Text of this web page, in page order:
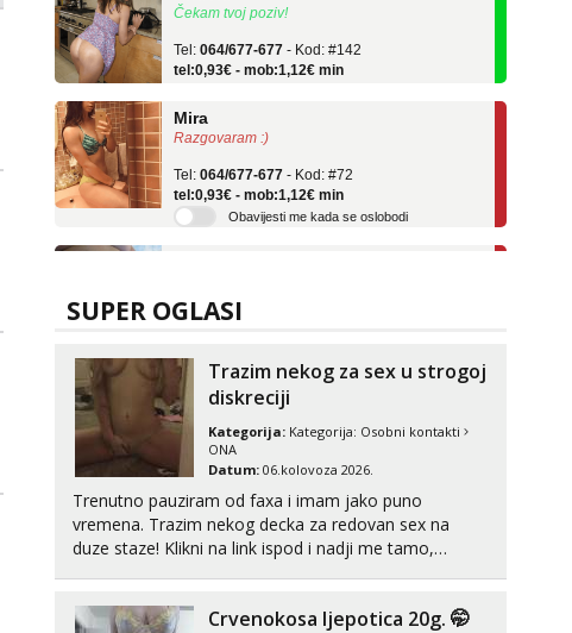
tel:0,93€ - mob:1,12€ min
Razgovaram :)
tel:0,93€ - mob:1,12€ min
Obavijesti me kada se oslobodi
tel:0,93€ - mob:1,12€ min
Alisa
Čekam tvoj poziv!
064/677-677- Kod: #106
tel:0,93€ - mob:1,12€ min
Vanesa
Razgovaram :)
064/677-677
- Kod: #74
tel:0,93€ - mob:1,12€ min
SUPER OGLASI
Trazim nekog za sex u strogoj
diskreciji
Kategorija: Kategorija: Osobni kontakti
ONA
Datum: 06.kolovoza 2026.
Trenutno pauziram od faxa i imam jako puno
vremena. Trazim nekog decka za redovan sex na
duze staze! Klikni na link ispod i nadji me tamo,
Crvenokosa ljepotica 20g. 🤭